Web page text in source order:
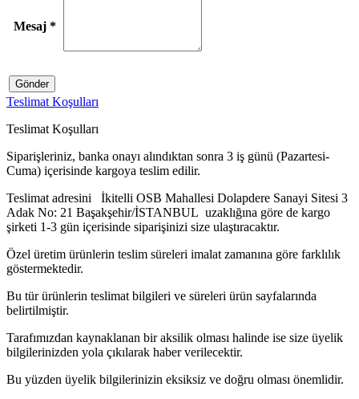
Mesaj*
Gönder
Teslimat Koşulları
Teslimat Koşulları
Siparişleriniz, banka onayı alındıktan sonra 3 iş günü (Pazartesi-
Cuma) içerisinde kargoya teslim edilir.
Teslimat adresini İkitelli OSB Mahallesi Dolapdere Sanayi Sitesi 3
Adak No: 21 Başakşehir/İSTANBUL uzaklığına göre de kargo
şirketi 1-3 gün içerisinde siparişinizi size ulaştıracaktır.
Özel üretim ürünlerin teslim süreleri imalat zamanına göre farklılık
göstermektedir.
Bu tür ürünlerin teslimat bilgileri ve süreleri ürün sayfalarında
belirtilmiştir.
Tarafımızdan kaynaklanan bir aksilik olması halinde ise size üyelik
bilgilerinizden yola çıkılarak haber verilecektir.
Bu yüzden üyelik bilgilerinizin eksiksiz ve doğru olması önemlidir.